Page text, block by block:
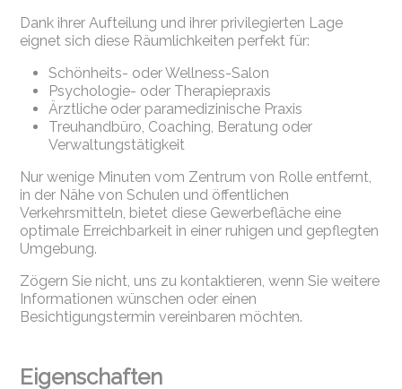
Dank ihrer Aufteilung und ihrer privilegierten Lage
eignet sich diese Räumlichkeiten perfekt für:
Schönheits- oder Wellness-Salon
Psychologie- oder Therapiepraxis
Ärztliche oder paramedizinische Praxis
Treuhandbüro, Coaching, Beratung oder
Verwaltungstätigkeit
Nur wenige Minuten vom Zentrum von Rolle entfernt,
in der Nähe von Schulen und öffentlichen
Verkehrsmitteln, bietet diese Gewerbefläche eine
optimale Erreichbarkeit in einer ruhigen und gepflegten
Umgebung.
Zögern Sie nicht, uns zu kontaktieren, wenn Sie weitere
Informationen wünschen oder einen
Besichtigungstermin vereinbaren möchten.
Eigenschaften